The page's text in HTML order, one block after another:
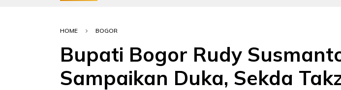
HOME BOGOR
Bupati Bogor Rudy
Sampaikan Duka, Sekda